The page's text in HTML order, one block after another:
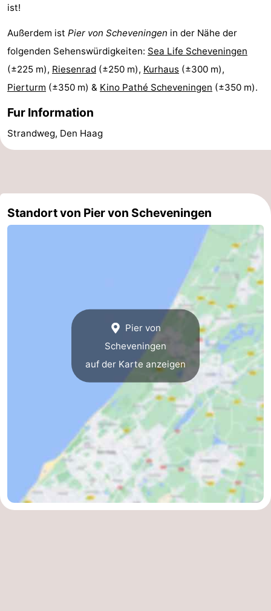
ist!
Außerdem ist Pier von Scheveningen in der Nähe der
folgenden Sehenswürdigkeiten: Sea Life Scheveningen
(±225 m), Riesenrad (±250 m), Kurhaus (±300 m),
Pierturm (±350 m) & Kino Pathé Scheveningen (±350 m).
Fur Information
Strandweg, Den Haag
Standort von Pier von Scheveningen
Pier von
Scheveningen
auf der Karte anzeigen